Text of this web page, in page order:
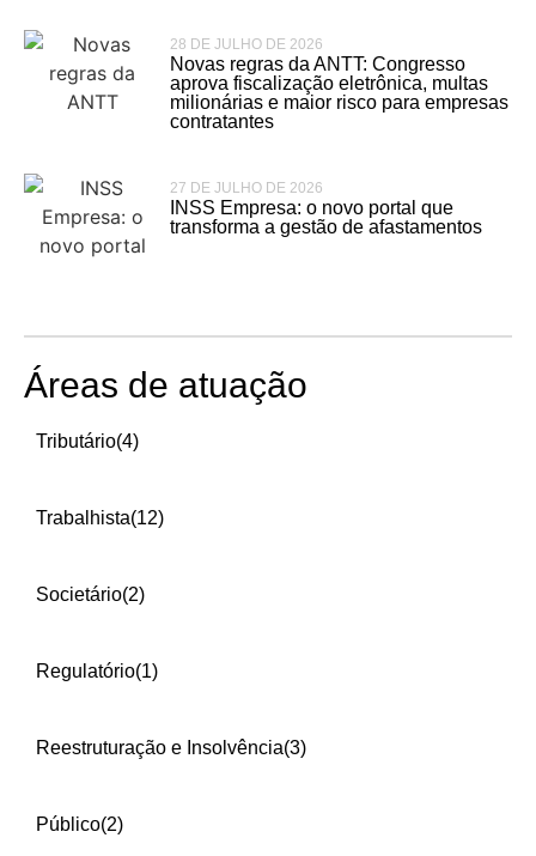
28 DE JULHO DE 2026
Novas regras da ANTT: Congresso
aprova fiscalização eletrônica, multas
milionárias e maior risco para empresas
contratantes
27 DE JULHO DE 2026
INSS Empresa: o novo portal que
transforma a gestão de afastamentos
Áreas de atuação
Tributário(4)
Trabalhista(12)
Societário(2)
Regulatório(1)
Reestruturação e Insolvência(3)
Público(2)